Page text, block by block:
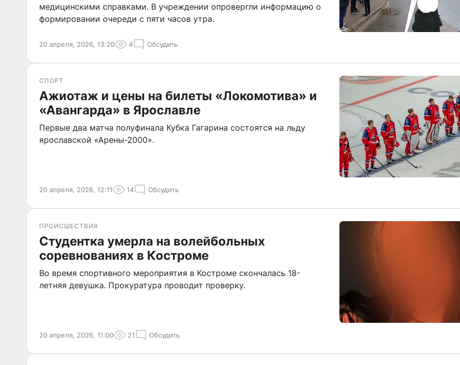
медицинскими справками. В учреждении опровергли информацию о
формировании очереди с пяти часов утра.
20 апреля, 2026, 13:20 4 Обсудить
СПОРТ
Ажиотаж и цены на билеты «Локомотива» и
«Авангарда» в Ярославле
Первые два матча полуфинала Кубка Гагарина состоятся на льду
ярославской «Арены-2000».
20 апреля, 2026, 12:11 14 Обсудить
ПРОИСШЕСТВИЯ
Студентка умерла на волейбольных
соревнованиях в Костроме
Во время спортивного мероприятия в Костроме скончалась 18-
летняя девушка. Прокуратура проводит проверку.
20 апреля, 2026, 11:00 21 Обсудить